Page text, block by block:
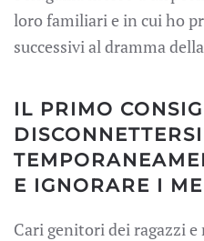
loro familiari e in cui ho
successivi al dramma
IL PRIMO
DISCONNETTERSI
E IGNORARE I
Cari genitori dei ragazzi